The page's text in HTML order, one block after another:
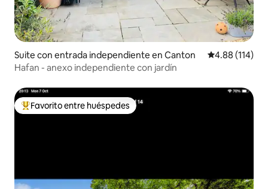
Suite con entrada independiente en Canton Calificación
4.88 (114)
Hafan - anexo independiente con jardín
De los mejores en Favorito entre huéspedes
Favorito entre huéspedes